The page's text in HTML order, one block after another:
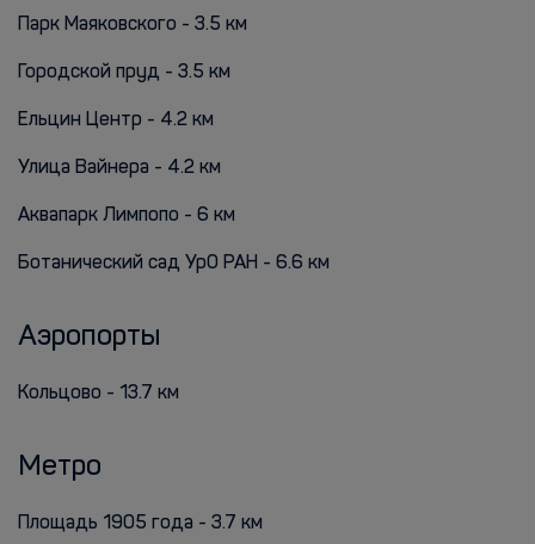
Парк Маяковского - 3.5 км
Городской пруд - 3.5 км
Ельцин Центр - 4.2 км
Улица Вайнера - 4.2 км
Аквапарк Лимпопо - 6 км
Ботанический сад УрО РАН - 6.6 км
Аэропорты
Кольцово - 13.7 км
Метро
Площадь 1905 года - 3.7 км